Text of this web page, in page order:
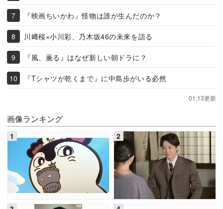
『映画ちいかわ』怪物は誰が生んだのか？
川﨑桜×小川彩、乃木坂46の未来を語る
『風、薫る』はなぜ新しい朝ドラに？
『Tシャツが乾くまで』に中島歩がいる必然
01:13更新
画像ランキング